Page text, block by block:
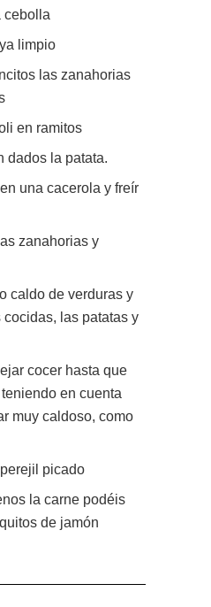
cebolla
limpio
las zanahorias
en ramitos
dados la patata.
una cacerola y freír
zanahorias y
caldo de verduras y
las patatas y
cocer hasta que
en cuenta
muy caldoso, como
picado
la carne podéis
de jamón